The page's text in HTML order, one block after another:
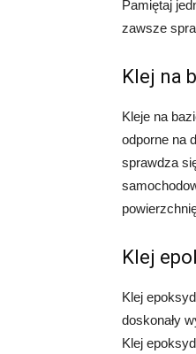
Pamiętaj
zawsze
Klej na
Kleje na
odporne na
sprawdza
Klej
Klej
doskonały
Klej